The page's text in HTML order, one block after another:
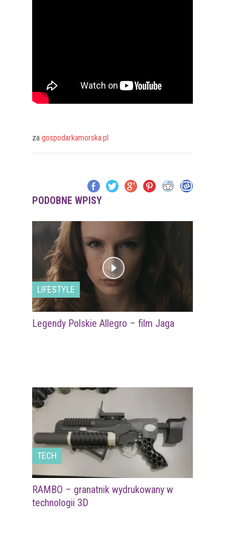
za gospodarkamorska.pl
PODOBNE WPISY
LIFESTYLE
Legendy Polskie Allegro – film Jaga
TECH
RAMBO – granatnik wydrukowany w
technologii 3D